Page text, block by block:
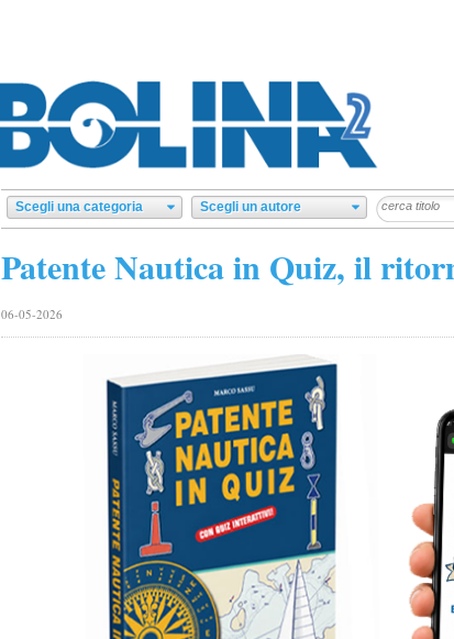
Patente Nautica in Quiz, il
06-05-2026